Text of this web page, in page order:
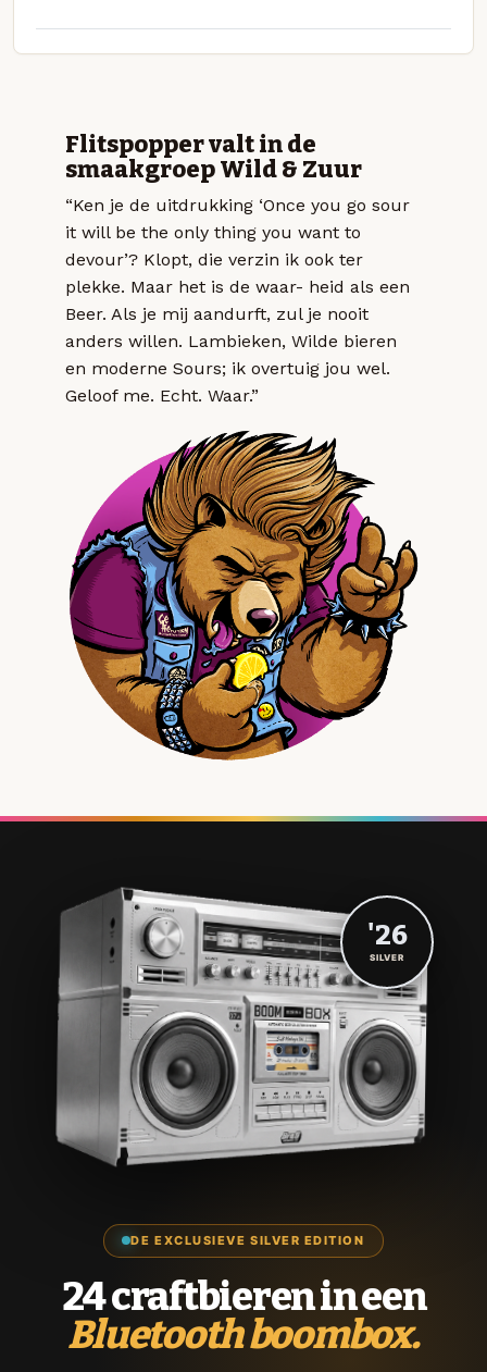
Flitspopper valt in de
smaakgroep Wild & Zuur
“Ken je de uitdrukking ‘Once you go sour
it will be the only thing you want to
devour’? Klopt, die verzin ik ook ter
plekke. Maar het is de waar- heid als een
Beer. Als je mij aandurft, zul je nooit
anders willen. Lambieken, Wilde bieren
en moderne Sours; ik overtuig jou wel.
Geloof me. Echt. Waar.”
DE EXCLUSIEVE SILVER EDITION
24 craftbieren in een
Bluetooth boombox.
'26
SILVER